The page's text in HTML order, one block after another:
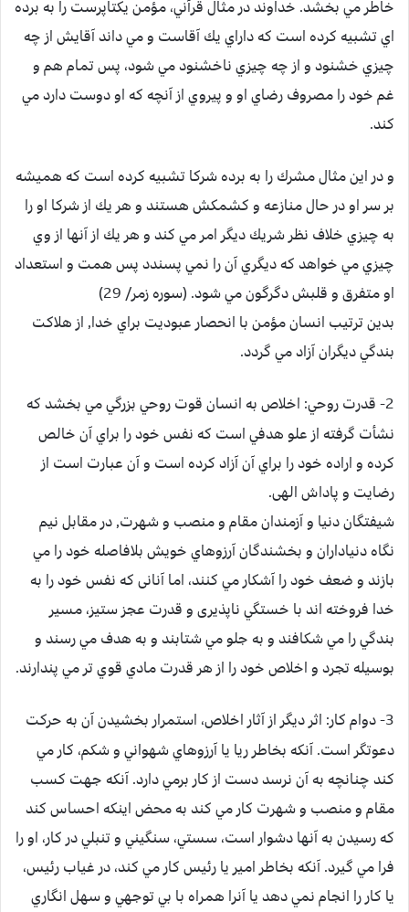
خاطر مي بخشد. خداوند در مثال قرآني، مؤمن يكتاپرست را به برده
اي تشبيه كرده است كه داراي يك آقاست و مي داند آقايش از چه
چيزي خشنود و از چه چيزي ناخشنود مي شود، پس تمام هم و
غم خود را مصروف رضاي او و پيروي از آنچه كه او دوست دارد مي
كند.
و در اين مثال مشرك را به برده شركا تشبيه كرده است كه هميشه
بر سر او در حال منازعه و كشمكش هستند و هر يك از شركا او را
به چيزي خلاف نظر شريك ديگر امر مي كند و هر يك از آنها از وي
چيزي مي خواهد كه ديگري آن را نمي پسندد پس همت و استعداد
او متفرق و قلبش دگرگون مي شود. (سوره زمر/ 29)
بدين ترتيب انسان مؤمن با انحصار عبوديت براي خدا, از هلاكت
بندگي ديگران آزاد مي گردد.
2- قدرت روحي:
اخلاص به انسان قوت روحي بزرگي مي بخشد كه
نشأت گرفته از علو هدفي است كه نفس خود را براي آن خالص
كرده و اراده خود را براي آن آزاد كرده است و آن عبارت است از
رضايت و پاداش الهی.
شيفتگان دنيا و آزمندان مقام و منصب و شهرت, در مقابل نيم
نگاه دنياداران و بخشندگان آرزوهاي خويش بلافاصله خود را مي
بازند و ضعف خود را آشكار مي كنند، اما آنانی كه نفس خود را به
خدا فروخته اند با خستگي ناپذيری و قدرت عجز ستيز، مسير
بندگي را مي شكافند و به جلو مي شتابند و به هدف مي رسند و
بوسيله تجرد و اخلاص خود را از هر قدرت مادي قوي تر مي پندارند.
3- دوام كار:
اثر ديگر از آثار اخلاص، استمرار بخشيدن آن به حركت
دعوتگر است. آنكه بخاطر ريا يا آرزوهاي شهواني و شكم، كار مي
كند چنانچه به آن نرسد دست از كار برمي دارد. آنكه جهت كسب
مقام و منصب و شهرت كار مي كند به محض اينكه احساس كند
كه رسيدن به آنها دشوار است، سستي، سنگيني و تنبلي در كار، او را
فرا مي گيرد. آنكه بخاطر امير يا رئيس كار مي كند، در غياب رئيس،
يا كار را انجام نمي دهد يا آنرا همراه با بي توجهي و سهل انگاري